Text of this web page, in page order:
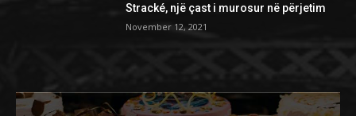
Stracké, një çast i murosur në përjetim
November 12, 2021